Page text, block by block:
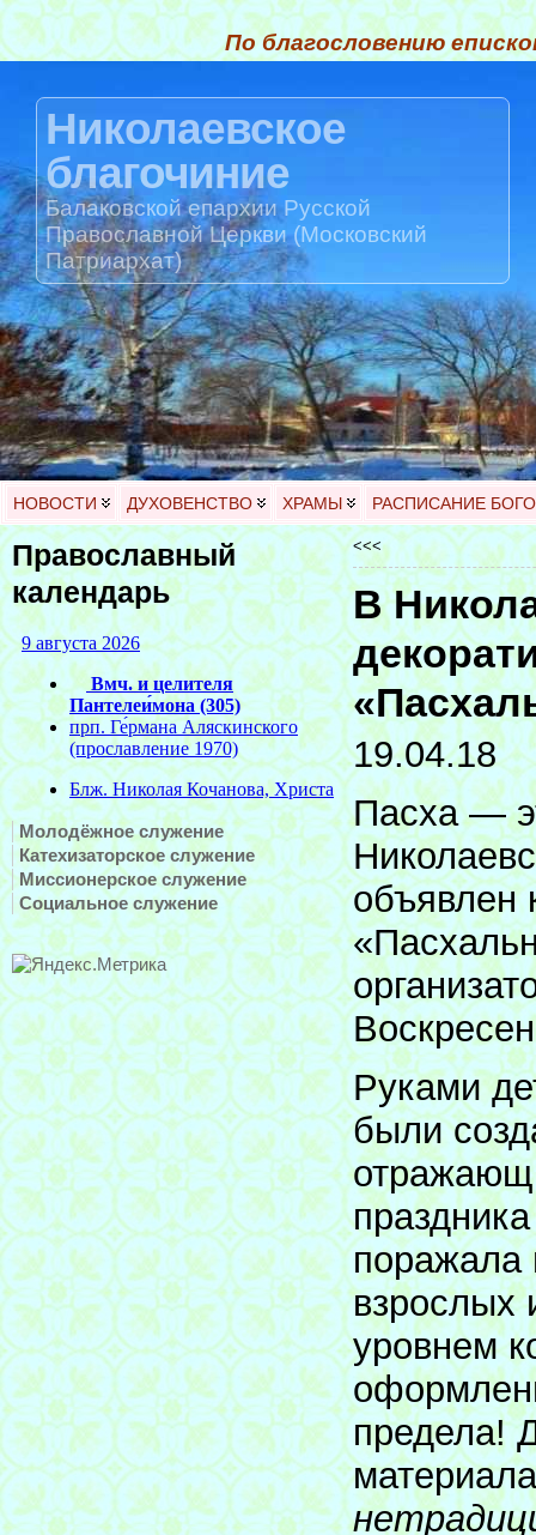
По благословению
Николаевское
благочиние
Балаковской епархии Русской
Православной Церкви (Московский
Патриархат)
НОВОСТИ ДУХОВЕНСТВО ХРАМЫ РАСПИСАНИЕ
Православный
календарь
Молодёжное служение
Катехизаторское служение
Миссионерское служение
Социальное служение
<<<
В
19.04.18
Пасха —
объявлен
Руками
были
поражала
взрослых
уровнем
предела!